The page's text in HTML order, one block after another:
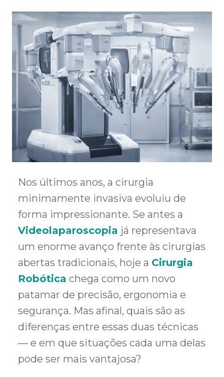
Nos últimos anos, a cirurgia
minimamente invasiva evoluiu de
forma impressionante. Se antes a
Videolaparoscopia já representava
um enorme avanço frente às cirurgias
abertas tradicionais, hoje a Cirurgia
Robótica chega como um novo
patamar de precisão, ergonomia e
segurança. Mas afinal, quais são as
diferenças entre essas duas técnicas
— e em que situações cada uma delas
pode ser mais vantajosa?